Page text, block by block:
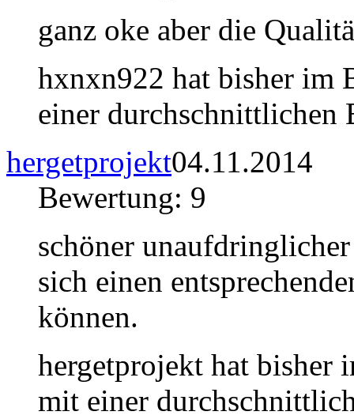
ganz oke aber die
hxnxn922 hat bisher im
einer durchschnittlichen
hergetprojekt04.11.2014
Bewertung: 9
schöner
sich einen
können.
hergetprojekt hat bisher
mit einer